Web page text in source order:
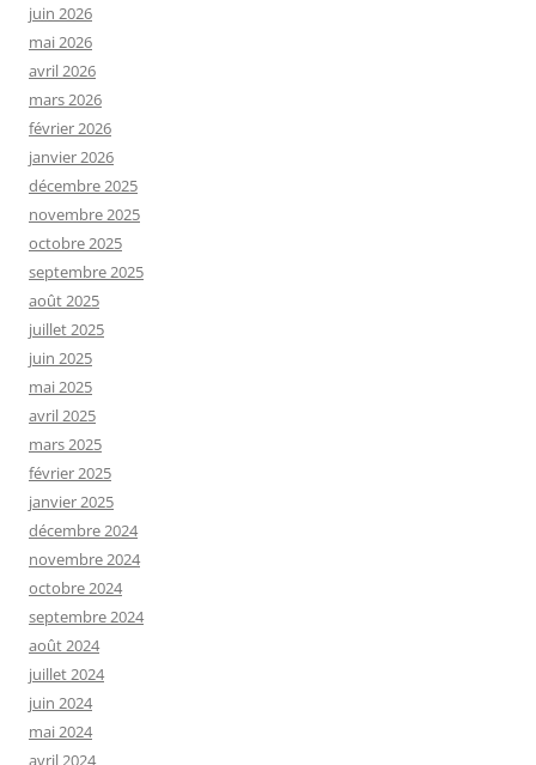
juin 2026
mai 2026
avril 2026
mars 2026
février 2026
janvier 2026
décembre 2025
novembre 2025
octobre 2025
septembre 2025
août 2025
juillet 2025
juin 2025
mai 2025
avril 2025
mars 2025
février 2025
janvier 2025
décembre 2024
novembre 2024
octobre 2024
septembre 2024
août 2024
juillet 2024
juin 2024
mai 2024
avril 2024